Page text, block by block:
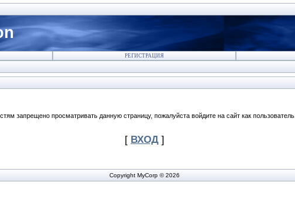
РЕГИСТРАЦИЯ
запрещено просматривать данную страницу, пожалуйста войдите на сайт как пользователь.
[ ВХОД ]
Copyright MyCorp © 2026